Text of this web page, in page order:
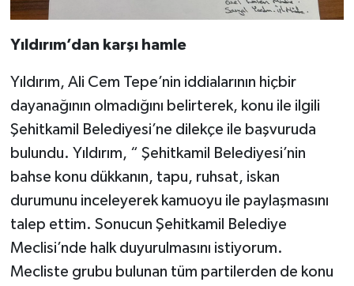
Yıldırım’dan karşı hamle
Yıldırım, Ali Cem Tepe’nin iddialarının hiçbir
dayanağının olmadığını belirterek, konu ile ilgili
Şehitkamil Belediyesi’ne dilekçe ile başvuruda
bulundu. Yıldırım, “ Şehitkamil Belediyesi’nin
bahse konu dükkanın, tapu, ruhsat, iskan
durumunu inceleyerek kamuoyu ile paylaşmasını
talep ettim. Sonucun Şehitkamil Belediye
Meclisi’nde halk duyurulmasını istiyorum.
Mecliste grubu bulunan tüm partilerden de konu